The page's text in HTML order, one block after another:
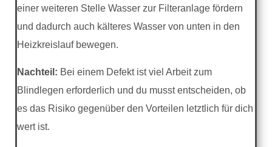
einer weiteren Stelle Wasser zur Filteranlage fördern
und dadurch auch kälteres Wasser von unten in den
Heizkreislauf bewegen.
Nachteil: Bei einem Defekt ist viel Arbeit zum
Blindlegen erforderlich und du musst entscheiden, ob
es das Risiko gegenüber den Vorteilen letztlich für dich
wert ist.